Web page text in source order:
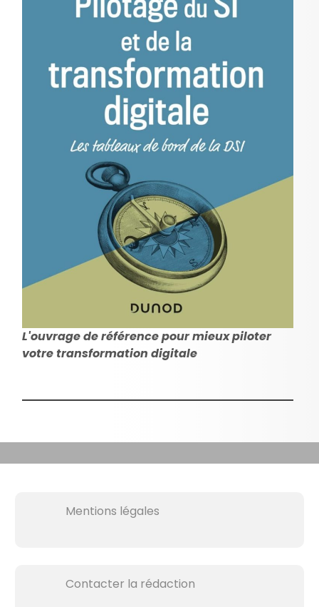
L'ouvrage de référence pour mieux piloter
votre transformation digitale
Mentions légales
Contacter la rédaction